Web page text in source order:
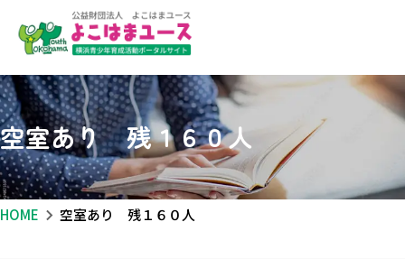
空室あり 残１６０人
HOME 空室あり 残１６０人